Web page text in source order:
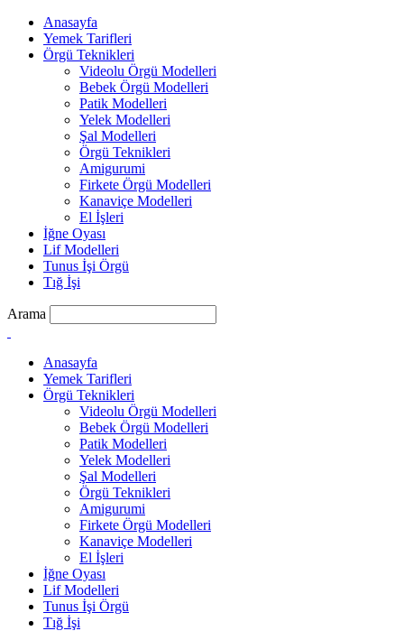
Anasayfa
Yemek Tarifleri
Örgü Teknikleri
Videolu Örgü Modelleri
Bebek Örgü Modelleri
Patik Modelleri
Yelek Modelleri
Şal Modelleri
Örgü Teknikleri
Amigurumi
Firkete Örgü Modelleri
Kanaviçe Modelleri
El İşleri
İğne Oyası
Lif Modelleri
Tunus İşi Örgü
Tığ İşi
Arama
Anasayfa
Yemek Tarifleri
Örgü Teknikleri
Videolu Örgü Modelleri
Bebek Örgü Modelleri
Patik Modelleri
Yelek Modelleri
Şal Modelleri
Örgü Teknikleri
Amigurumi
Firkete Örgü Modelleri
Kanaviçe Modelleri
El İşleri
İğne Oyası
Lif Modelleri
Tunus İşi Örgü
Tığ İşi